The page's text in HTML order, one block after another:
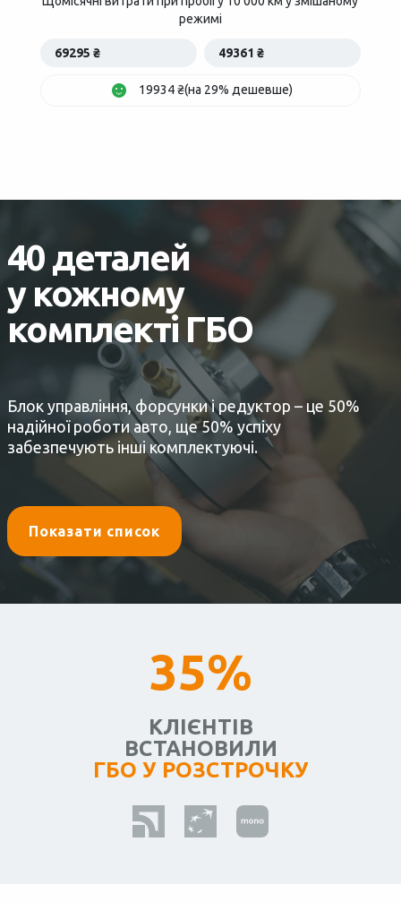
режимі
69295 ₴ 49361 ₴
19934 ₴(на 29% дешевше)
40 деталей
у кожному
комплекті ГБО
Блок управління, форсунки і редуктор – це 50%
надійної роботи авто, ще 50% успіху
забезпечують інші комплектуючі.
Показати список
35%
КЛІЄНТІВ
ВСТАНОВИЛИ
ГБО У РОЗСТРОЧКУ